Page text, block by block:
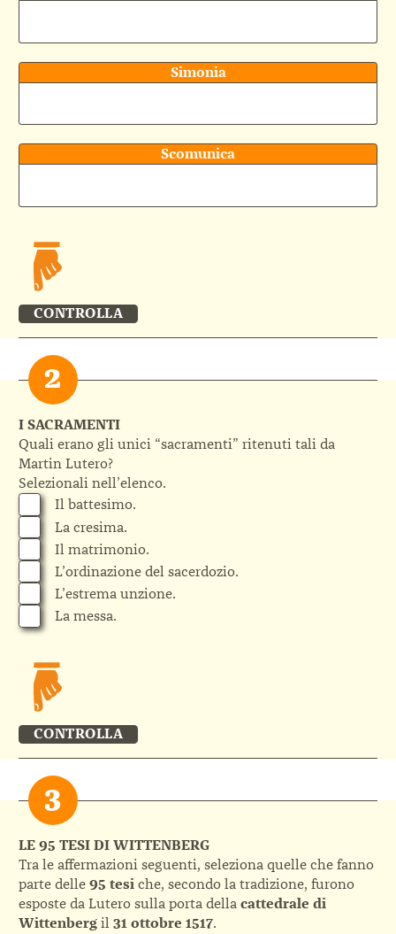
Simonia
Scomunica
CONTROLLA
I SACRAMENTI
Quali erano gli unici “sacramenti” ritenuti tali da
Martin Lutero?
Selezionali nell’elenco.
Il battesimo.
La cresima.
Il matrimonio.
L’ordinazione del sacerdozio.
L’estrema unzione.
La messa.
CONTROLLA
LE 95 TESI DI WITTENBERG
Tra le affermazioni seguenti, seleziona quelle che fanno
parte delle 95 tesi che, secondo la tradizione, furono
esposte da Lutero sulla porta della cattedrale di
Wittenberg il 31 ottobre 1517.